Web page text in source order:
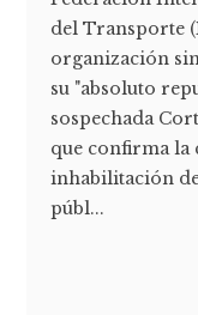
del Transporte
organización
su "absoluto
sospechada
que confirma la
inhabilitación
públ...